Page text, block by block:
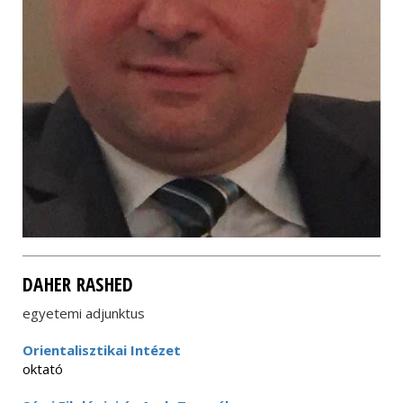
DAHER RASHED
egyetemi adjunktus
Orientalisztikai Intézet
oktató